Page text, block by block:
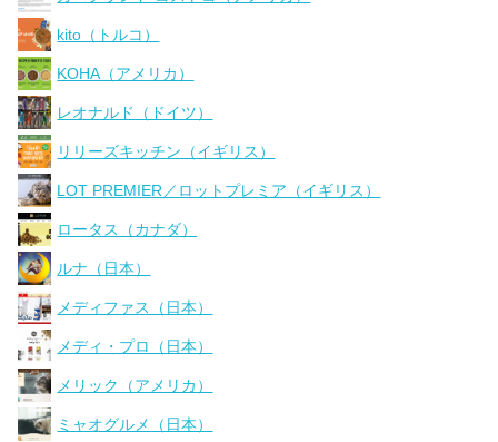
kito（トルコ）
KOHA（アメリカ）
レオナルド（ドイツ）
リリーズキッチン（イギリス）
LOT PREMIER／ロットプレミア（イギリス）
ロータス（カナダ）
ルナ（日本）
メディファス（日本）
メディ・プロ（日本）
メリック（アメリカ）
ミャオグルメ（日本）